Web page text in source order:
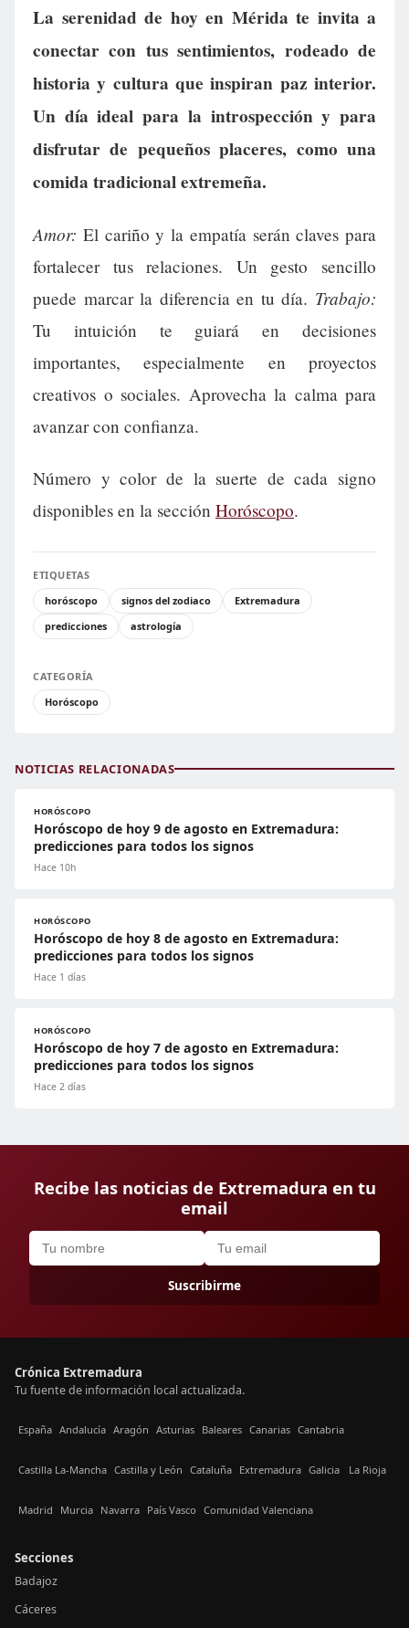
La serenidad de hoy en Mérida te invita a
conectar con tus sentimientos, rodeado de
historia y cultura que inspiran paz interior.
Un día ideal para la introspección y para
disfrutar de pequeños placeres, como una
comida tradicional extremeña.
Amor: El cariño y la empatía serán claves para
fortalecer tus relaciones. Un gesto sencillo
puede marcar la diferencia en tu día. Trabajo:
Tu intuición te guiará en decisiones
importantes, especialmente en proyectos
creativos o sociales. Aprovecha la calma para
avanzar con confianza.
Número y color de la suerte de cada signo
disponibles en la sección Horóscopo.
ETIQUETAS
horóscopo
signos del zodiaco
Extremadura
predicciones
astrología
CATEGORÍA
Horóscopo
NOTICIAS RELACIONADAS
HORÓSCOPO
Horóscopo de hoy 9 de agosto en Extremadura:
predicciones para todos los signos
Hace 10h
HORÓSCOPO
Horóscopo de hoy 8 de agosto en Extremadura:
predicciones para todos los signos
Hace 1 días
HORÓSCOPO
Horóscopo de hoy 7 de agosto en Extremadura:
predicciones para todos los signos
Hace 2 días
Recibe las noticias de Extremadura en tu
email
Suscribirme
Crónica Extremadura
Tu fuente de información local actualizada.
España Andalucía Aragón Asturias Baleares Canarias Cantabria
Castilla La-Mancha Castilla y León Cataluña Extremadura Galicia La Rioja
Madrid Murcia Navarra País Vasco Comunidad Valenciana
Secciones
Badajoz
Cáceres